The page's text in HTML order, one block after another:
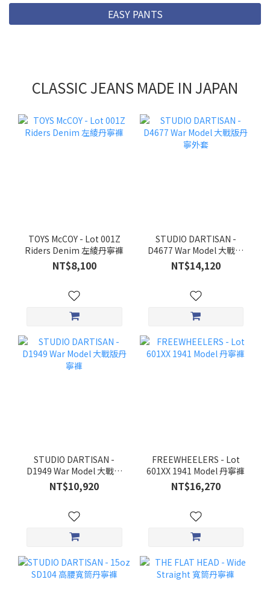
EASY PANTS
CLASSIC JEANS MADE IN JAPAN
TOYS McCOY - Lot 001Z
Riders Denim 左綾丹寧褲
NT$8,100
STUDIO DARTISAN -
D4677 War Model 大戰版
丹寧外套
NT$14,120
STUDIO DARTISAN -
D1949 War Model 大戰版
丹寧褲
NT$10,920
FREEWHEELERS - Lot
601XX 1941 Model 丹寧褲
NT$16,270